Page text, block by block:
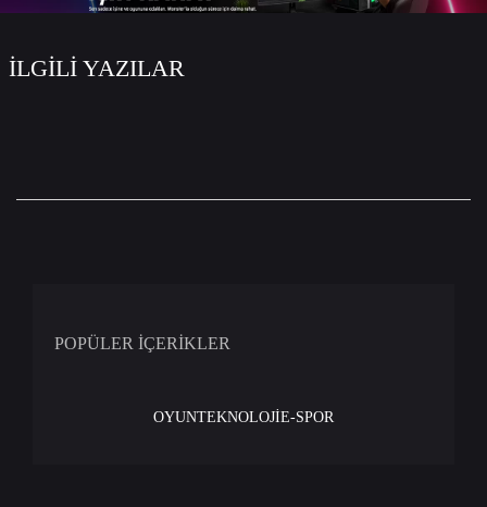
İLGİLİ YAZILAR
POPÜLER İÇERİKLER
OYUNTEKNOLOJİE-SPOR